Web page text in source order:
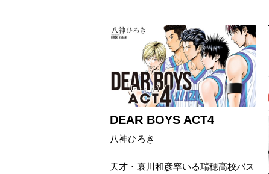
DEAR BOYS ACT4
八神ひろき
天才・哀川和彦率いる瑞穂高校バス